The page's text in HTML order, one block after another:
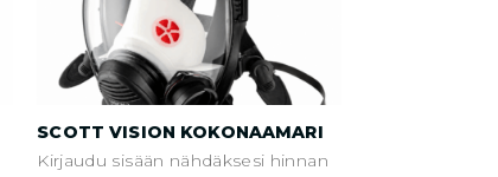
SCOTT VISION KOKONAAMARI
Kirjaudu sisään nähdäksesi hinnan